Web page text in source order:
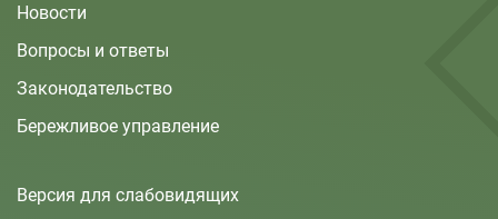
Новости
Вопросы и ответы
Законодательство
Бережливое управление
Версия для слабовидящих